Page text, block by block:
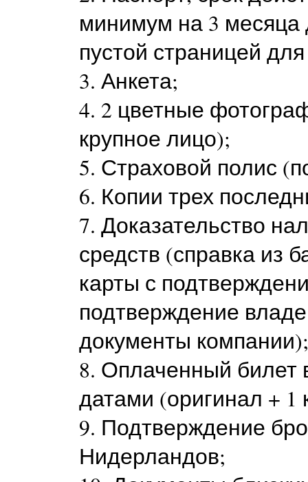
минимум на 3 месяца
пустой страницей
3. Анкета;
4. 2 цветные
крупное лицо);
5. Страховой полис
6. Копии трех
7. Доказательство
средств (справка из
карты с
подтверждение
документы компании);
8. Оплаченный билет
датами (оригинал + 1
9. Подтверждение
Нидерландов;